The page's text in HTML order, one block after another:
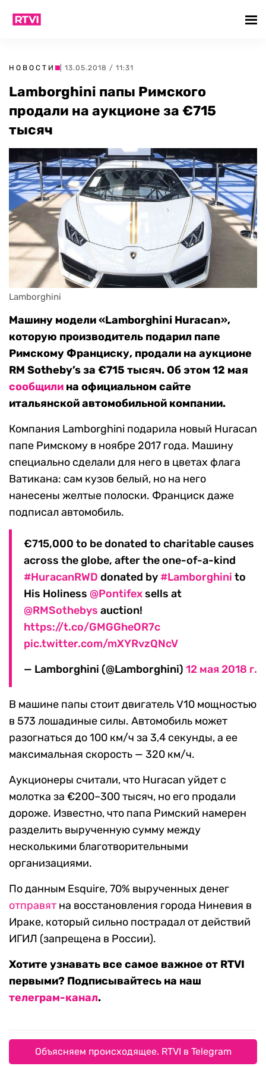
НОВОСТИ | 13.05.2018 / 11:31
Lamborghini папы Римского
продали на аукционе за €715
тысяч
Lamborghini
Машину модели «Lamborghini Huracan»,
которую производитель подарил папе
Римскому Франциску, продали на аукционе
RM Sotheby’s за €715 тысяч. Об этом 12 мая
сообщили на официальном сайте
итальянской автомобильной компании.
Компания Lamborghini подарила новый Huracan
папе Римскому в ноябре 2017 года. Машину
специально сделали для него в цветах флага
Ватикана: сам кузов белый, но на него
нанесены желтые полоски. Франциск даже
подписал автомобиль.
€715,000 to be donated to charitable causes
across the globe, after the one-of-a-kind
#HuracanRWD donated by#Lamborghini to
His Holiness @Pontifexsells at
@RMSothebys auction!
https://t.co/GMGGheOR7c
pic.twitter.com/mXYRvzQNcV
— Lamborghini (@Lamborghini) 12 мая 2018 г.
В машине папы стоит двигатель V10 мощностью
в 573 лошадиные силы. Автомобиль может
разогнаться до 100 км/ч за 3,4 секунды, а ее
максимальная скорость — 320 км/ч.
Аукционеры считали, что Huracan уйдет с
молотка за €200–300 тысяч, но его продали
дороже. Известно, что папа Римский намерен
разделить вырученную сумму между
несколькими благотворительными
организациями.
По данным Esquire, 70% вырученных денег
отправят на восстановления города Ниневия в
Ираке, который сильно пострадал от действий
ИГИЛ (запрещена в России).
Хотите узнавать все самое важное от RTVI
первыми? Подписывайтесь на наш
телеграм-канал.
Объясняем происходящее. RTVI в Telegram